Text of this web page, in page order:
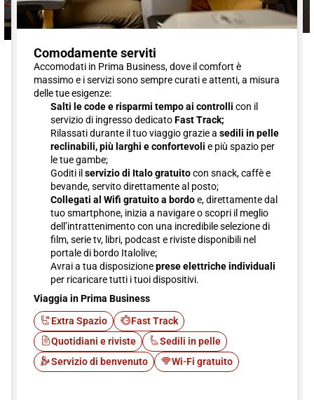
Comodamente serviti
Accomodati in Prima Business, dove il comfort è
massimo e i servizi sono sempre curati e attenti, a misura
delle tue esigenze:
Salti le code e risparmi tempo ai controlli con il
servizio di ingresso dedicatoFast Track;
Rilassati durante il tuo viaggio grazie a sedili in pelle
reclinabili, più larghi e confortevoli e più spazio per
le tue gambe;
Goditi il servizio di Italo gratuitocon snack, caffè e
bevande, servito direttamente al posto;
Collegati al Wifi gratuito a bordoe, direttamente dal
tuo smartphone, inizia a navigare o scopri il meglio
dell’intrattenimento con una incredibile selezione di
film, serie tv, libri, podcast e riviste disponibili nel
portale di bordo Italolive;
Avrai a tua disposizioneprese elettriche individuali
per ricaricare tutti i tuoi dispositivi.
Viaggia in Prima Business
Extra Spazio
Fast Track
Quotidiani e riviste
Sedili in pelle
Servizio di benvenuto
Wi-Fi gratuito